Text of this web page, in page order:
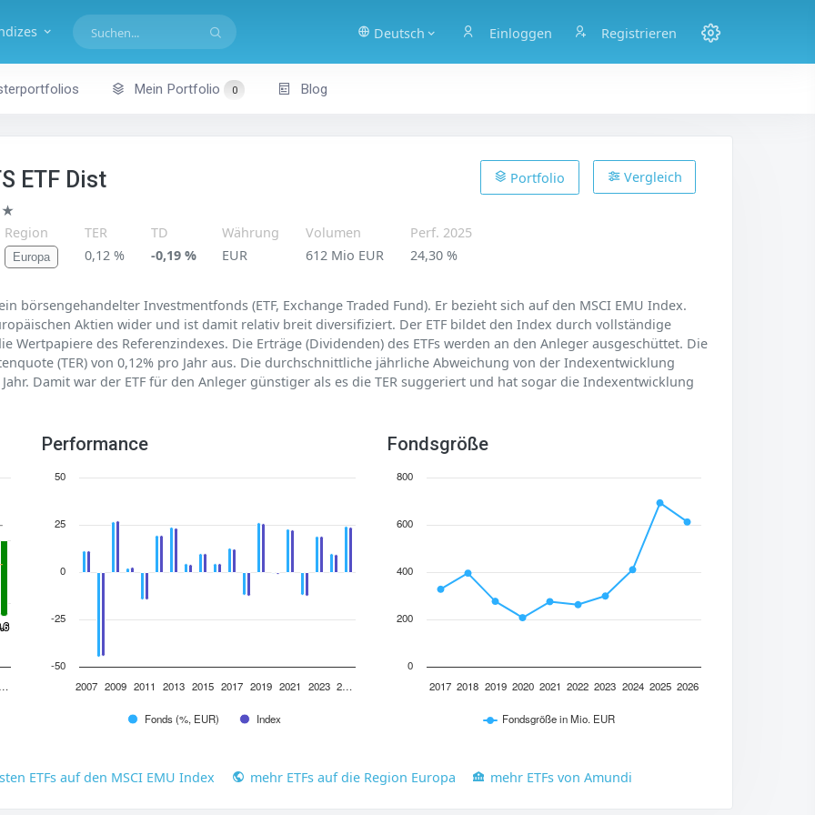
Deutsch Einloggen Registrieren
Mein Portfolio 0 Blog
ETF Dist Vergleich
Portfolio
Region
Europa
TER
0,12 %
TD
-0,19 %
Währung
EUR
Volumen
612 Mio EUR
Perf. 2025
24,30 %
börsengehandelter Investmentfonds (ETF, Exchange Traded Fund). Er bezieht sich auf den MSCI EMU Index.
Aktien wider und ist damit relativ breit diversifiziert. Der ETF bildet den Index durch vollständige
Wertpapiere des Referenzindexes. Die Erträge (Dividenden) des ETFs werden an den Anleger ausgeschüttet. Die
(TER) von 0,12% pro Jahr aus. Die durchschnittliche jährliche Abweichung von der Indexentwicklung
Damit war der ETF für den Anleger günstiger als es die TER suggeriert und hat sogar die Indexentwicklung
Performance
Fonds (%, EUR) Index
2007 2009 2011 2013 2015 2017 2019 2021 2023 2…
-50
-25
0
25
50
Fondsgröße
Fondsgröße in Mio. EUR
2017 2018 2019 2020 2021 2022 2023 2024 2025 2026
0
200
400
600
800
ETFs auf den MSCI EMU Index mehr ETFs auf die Region Europa mehr ETFs von Amundi